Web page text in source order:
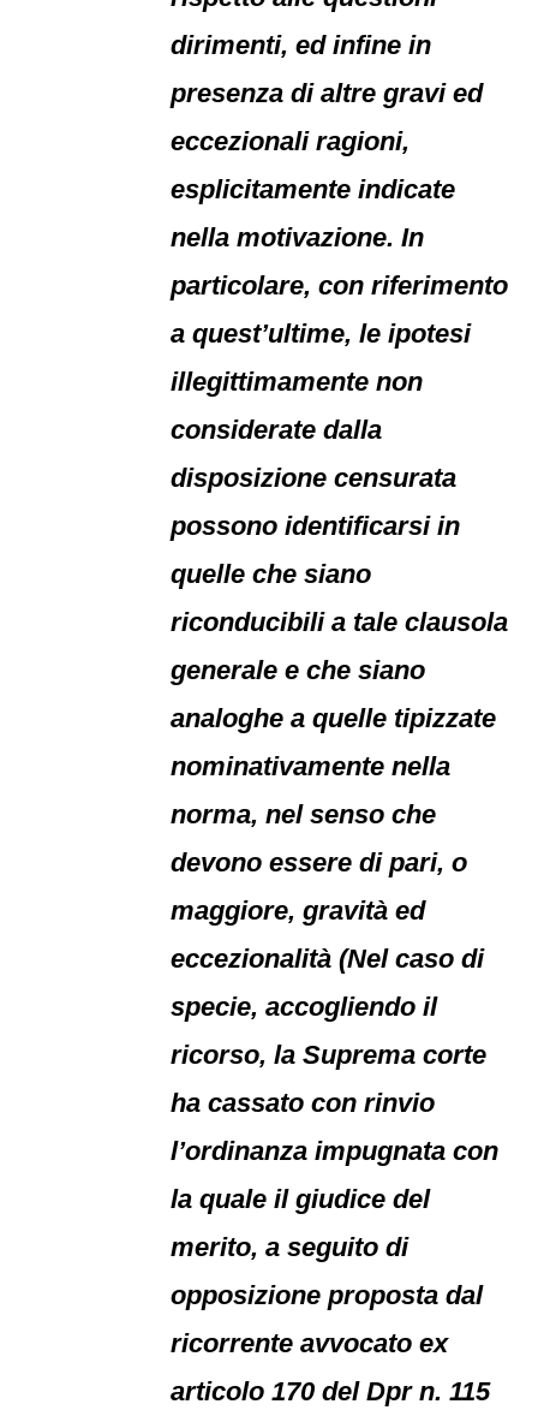
dirimenti, ed infine in
presenza di altre gravi ed
eccezionali ragioni,
esplicitamente indicate
nella motivazione. In
particolare, con riferimento
a quest’ultime, le ipotesi
illegittimamente non
considerate dalla
disposizione censurata
possono identificarsi in
quelle che siano
riconducibili a tale clausola
generale e che siano
analoghe a quelle tipizzate
nominativamente nella
norma, nel senso che
devono essere di pari, o
maggiore, gravità ed
eccezionalità (Nel caso di
specie, accogliendo il
ricorso, la Suprema corte
ha cassato con rinvio
l’ordinanza impugnata con
la quale il giudice del
merito, a seguito di
opposizione proposta dal
ricorrente avvocato ex
articolo 170 del Dpr n. 115